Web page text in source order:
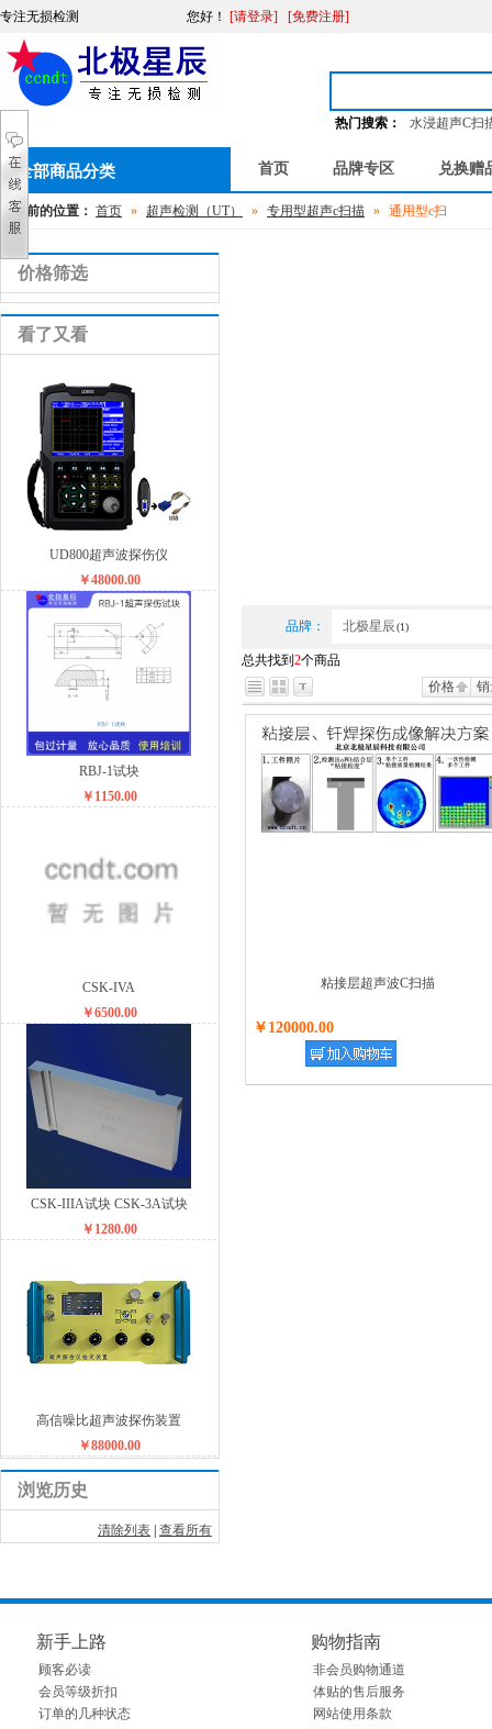
专注无损检测 您好 ！ [请登录] [免费注册]
热门搜索： 水浸超声C扫
全部商品分类 首页 品牌专区 兑换赠
您当前的位置： 首页 » 超声检测（UT） » 专用型超声c扫描 » 通用型c扫
品牌： 北极星辰(1)
总共找到 2个商品
价格
粘接层超声波C扫描
￥120000.00
价格筛选
看了又看
UD800超声波探伤仪
￥48000.00
RBJ-1试块
￥1150.00
CSK-IVA
￥6500.00
CSK-IIIA试块 CSK-3A试块
￥1280.00
高信噪比超声波探伤装置
￥88000.00
浏览历史
清除列表 查看所有
新手上路
顾客必读
会员等级折扣
订单的几种状态
购物指南
非会员购物通道
体贴的售后服务
网站使用条款